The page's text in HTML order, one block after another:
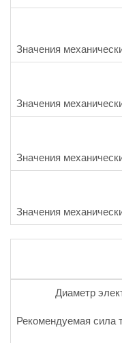
Значения
Значения
Значения
Значения
Диаметр
Рекомендуемая сила